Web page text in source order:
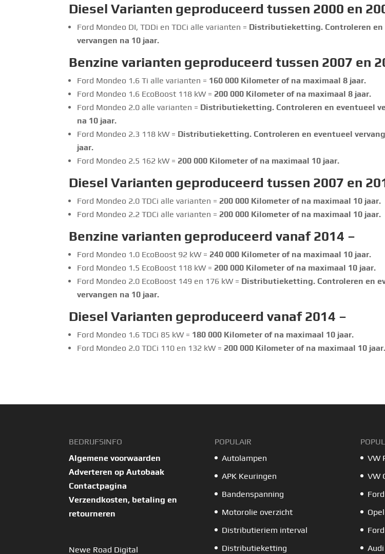
Diesel Varianten geproduceerd tussen 2000 en
Ford Mondeo DI, TDDi en TDCi alle varianten = Distributieketting. Controleren en
vervangen na 10 jaar.
Benzine varianten geproduceerd tussen 2007 en
Ford Mondeo 1.6 Ti alle varianten = 160 000 Kilometer of na maximaal 8 jaar.
Ford Mondeo 1.6 EcoBoost 118 kW = 200 000 Kilometer of na maximaal 8 jaar.
Ford Mondeo 2.0 alle varianten = Distributieketting. Controleren en eventueel
na 10 jaar.
Ford Mondeo 2.3 118 kW = Distributieketting. Controleren en eventueel
jaar.
Ford Mondeo 2.5 162 kW = 200 000 Kilometer of na maximaal 10 jaar.
Diesel Varianten geproduceerd tussen 2007 en
Ford Mondeo 2.0 TDCi alle varianten = 200 000 Kilometer of na maximaal 10 jaar.
Ford Mondeo 2.2 TDCi alle varianten = 200 000 Kilometer of na maximaal 10 jaar.
Benzine varianten geproduceerd vanaf 2014 –
Ford Mondeo 1.0 EcoBoost 92 kW = 240 000 Kilometer of na maximaal 10 jaar.
Ford Mondeo 1.5 EcoBoost 118 kW = 200 000 Kilometer of na maximaal 10 jaar.
Ford Mondeo 2.0 EcoBoost 149 en 176 kW = Distributieketting. Controleren en
vervangen na 10 jaar.
Diesel Varianten geproduceerd vanaf 2014 –
Ford Mondeo 1.6 TDCi 85 kW = 180 000 Kilometer of na maximaal 10 jaar.
Ford Mondeo 2.0 TDCi 110 en 132 kW = 200 000 Kilometer of na maximaal 10 jaar.
BEDRIJFSINFO
Algemene voorwaarden
Adverteren op Autobaak
Contactpagina
Verzendkosten, betaling en
retourneren
Newe Road Digital
POPULAIR
Autolampen
APK Keuringen
Bandenspanning
Motorolie overzicht
Distributieriem interval
Distributieketting
VW
VW